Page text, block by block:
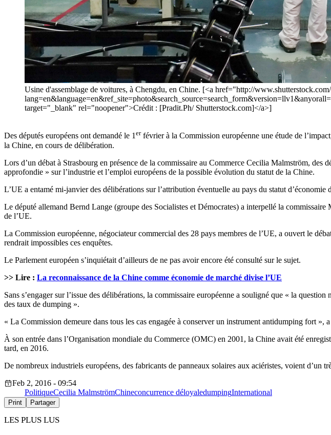
Usine d'assemblage de voitures, à Chengdu, en Chine. [<a href="http://
target="_blank" rel="noopener">Crédit : [Pradit.Ph/ Shutterstock.com]</a>]
Des députés européens ont demandé le 1erfévrier à la Commission européenne une étude de
la Chine, en cours de délibération.
Lors d’un débat à Strasbourg en présence de la commissaire au Commerce Cecilia Malmström, des
approfondie » sur l’industrie et l’emploi européens de la possible évolution du statut de la Chine.
L’UE a entamé mi-janvier des délibérations sur l’attribution éventuelle au pays du statut d’économie
Le député allemand Bernd Lange (groupe des Socialistes et Démocrates) a interpellé la
de l’UE.
La Commission européenne, négociateur commercial des 28 pays membres de l’UE, a ouvert le
rendrait impossibles ces enquêtes.
Le Parlement européen s’inquiétait d’ailleurs de ne pas avoir encore été consulté sur le sujet.
>> Lire : La reconnaissance de la Chine comme économie de marché divise l’UE
Sans s’engager sur l’issue des délibérations, la commissaire européenne a souligné que « la
des taux de dumping ».
« La Commission demeure dans tous les cas engagée à conserver un instrument antidumping fort »,
À son entrée dans l’Organisation mondiale du Commerce (OMC) en 2001, la Chine avait été
tard, en 2016.
De nombreux industriels européens, des fabricants de panneaux solaires aux aciéristes, voient
Feb 2, 2016 - 09:54
PolitiqueCecilia MalmströmChineconcurrence déloyaledumpingInternational
Print Partager
LES PLUS LUS